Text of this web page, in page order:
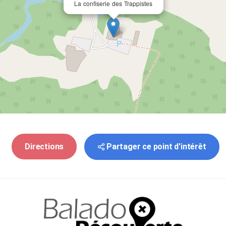
La confiserie des Trappistes
Directions Partager ce point d'intérêt